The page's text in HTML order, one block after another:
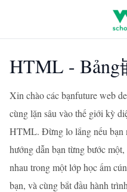
HTML - Bảng
Xin chào các bạnfuture web
cùng lặn sâu vào thế giới kỳ
HTML. Đừng lo lắng nếu bạn
hướng dẫn bạn từng bước
nhau trong một lớp học ấm
bạn, và cùng bắt đầu hành